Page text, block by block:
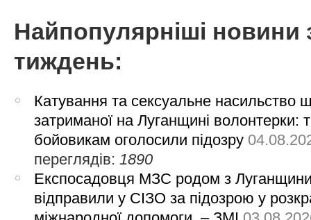
Найпопулярніші новини
тиждень:
Катування та сексуальне насильство
затриманої на Луганщині волонтерки:
бойовикам оголосили підозру
переглядів:1890
Експосадовця МЗС родом з
відправили у СІЗО за підозрою у